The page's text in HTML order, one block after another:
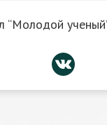
“Молодой